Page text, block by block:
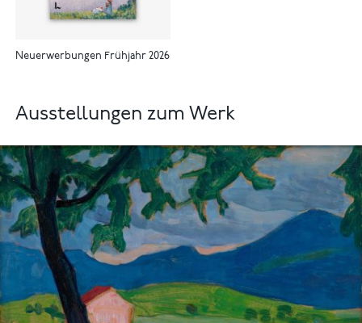
Neuerwerbungen Frühjahr 2026
Ausstellungen zum Werk